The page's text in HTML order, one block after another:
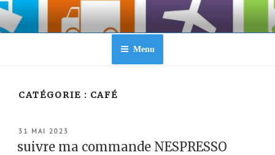
Aller
contenu
Menu
CATÉGORIE : CAFÉ
PUBLIÉ
31 MAI 2023
suivre ma commande NESPRESSO